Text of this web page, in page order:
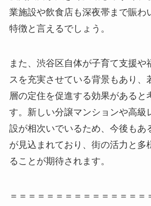
業施設や飲食店も深夜帯まで賑わ
特徴と言えるでしょう。
また、渋谷区自体が子育て支援や
スを充実させている背景もあり、
層の定住を促進する効果があると
す。新しい分譲マンションや高級
設が相次いでいるため、今後もあ
が見込まれており、街の活力と多
ることが期待されます。
＝＝＝＝＝＝＝＝＝＝＝＝＝＝＝